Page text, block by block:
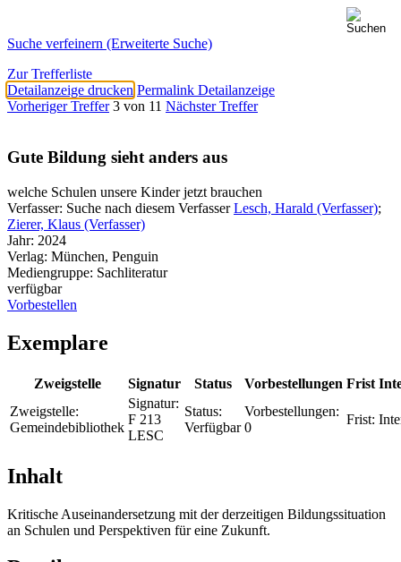
Suche verfeinern (Erweiterte Suche)
Zur Trefferliste
Detailanzeige drucken Permalink Detailanzeige
Vorheriger Treffer 3 von 11 Nächster Treffer
Gute Bildung sieht anders aus
welche Schulen unsere Kinder jetzt brauchen
Verfasser: Suche nach diesem Verfasser Lesch, Harald (Verfasser);
Zierer, Klaus (Verfasser)
Jahr: 2024
Verlag: München, Penguin
Mediengruppe: Sachliteratur
verfügbar
Vorbestellen
Exemplare
Zweigstelle Signatur Status Vorbestellungen Frist
Zweigstelle:
Gemeindebibliothek
Signatur:
F 213
LESC
Status:
Verfügbar
Vorbestellungen:
0
Frist:
Inhalt
Kritische Auseinandersetzung mit der derzeitigen Bildungssituation
an Schulen und Perspektiven für eine Zukunft.